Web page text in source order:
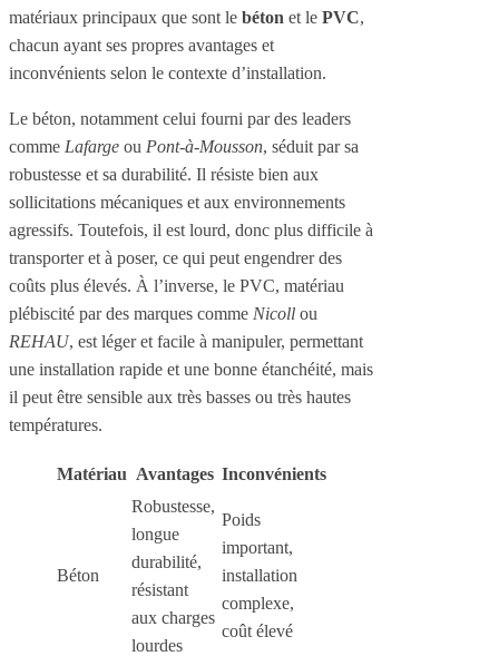
matériaux principaux que sont le béton et le PVC,
chacun ayant ses propres avantages et
inconvénients selon le contexte d’installation.
Le béton, notamment celui fourni par des leaders
comme Lafarge ou Pont-à-Mousson, séduit par sa
robustesse et sa durabilité. Il résiste bien aux
sollicitations mécaniques et aux environnements
agressifs. Toutefois, il est lourd, donc plus difficile à
transporter et à poser, ce qui peut engendrer des
coûts plus élevés. À l’inverse, le PVC, matériau
plébiscité par des marques comme Nicoll ou
REHAU, est léger et facile à manipuler, permettant
une installation rapide et une bonne étanchéité, mais
il peut être sensible aux très basses ou très hautes
températures.
Matériau Avantages Inconvénients
Béton
Robustesse,
longue
durabilité,
résistant
aux charges
lourdes
Poids
important,
installation
complexe,
coût élevé